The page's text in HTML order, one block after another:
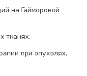
на Гайморовой
тканях.
при опухолях,